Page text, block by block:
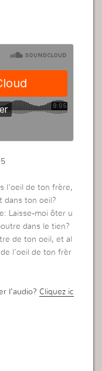
l’oeil de ton frère,
dans ton oeil?
Laisse-moi ôter u
dans le tien?
de ton oeil, et al
l’oeil de ton frèr
l’audio? Cliquez ic